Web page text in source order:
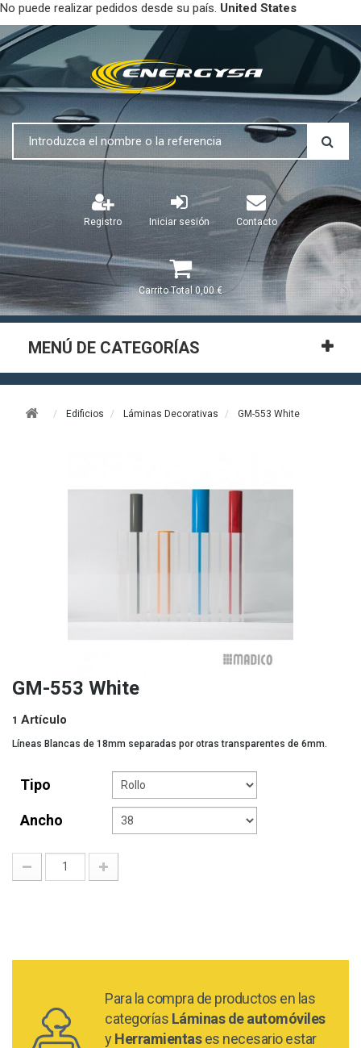
No puede realizar pedidos desde su país. United States
Registro Iniciar sesión Contacto
CarritoTotal 0,00 €
MENÚ DE CATEGORÍAS
Edificios Láminas Decorativas GM-553 White
GM-553 White
1 Artículo
Líneas Blancas de 18mm separadas por otras transparentes de 6mm.
Tipo
Ancho
Para la compra de productos en las
categorías Láminas de automóviles
y Herramientases necesario estar